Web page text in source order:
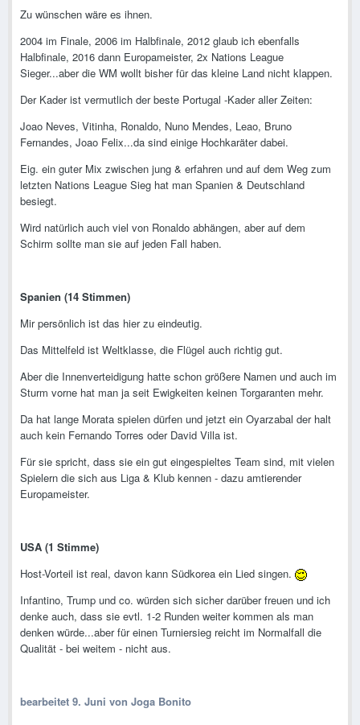
Zu wünschen wäre es ihnen.
2004 im Finale, 2006 im Halbfinale, 2012 glaub ich ebenfalls
Halbfinale, 2016 dann Europameister, 2x Nations League
Sieger...aber die WM wollt bisher für das kleine Land nicht klappen.
Der Kader ist vermutlich der beste Portugal -Kader aller Zeiten:
Joao Neves, Vitinha, Ronaldo, Nuno Mendes, Leao, Bruno
Fernandes, Joao Felix...da sind einige Hochkaräter dabei.
Eig. ein guter Mix zwischen jung & erfahren und auf dem Weg zum
letzten Nations League Sieg hat man Spanien & Deutschland
besiegt.
Wird natürlich auch viel von Ronaldo abhängen, aber auf dem
Schirm sollte man sie auf jeden Fall haben.
Spanien (14 Stimmen)
Mir persönlich ist das hier zu eindeutig.
Das Mittelfeld ist Weltklasse, die Flügel auch richtig gut.
Aber die Innenverteidigung hatte schon größere Namen und auch im
Sturm vorne hat man ja seit Ewigkeiten keinen Torgaranten mehr.
Da hat lange Morata spielen dürfen und jetzt ein Oyarzabal der halt
auch kein Fernando Torres oder David Villa ist.
Für sie spricht, dass sie ein gut eingespieltes Team sind, mit vielen
Spielern die sich aus Liga & Klub kennen - dazu amtierender
Europameister.
USA (1 Stimme)
Host-Vorteil ist real, davon kann Südkorea ein Lied singen.
Infantino, Trump und co. würden sich sicher darüber freuen und ich
denke auch, dass sie evtl. 1-2 Runden weiter kommen als man
denken würde...aber für einen Turniersieg reicht im Normalfall die
Qualität - bei weitem - nicht aus.
bearbeitet 9. Juni von Joga Bonito